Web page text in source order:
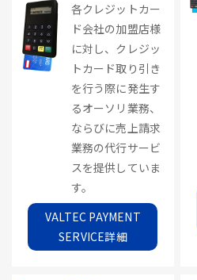
各クレジットカー
ド会社の加盟店様
に対し、クレジッ
トカード取り引き
を行う際に発生す
るオーソリ業務、
ならびに売上請求
業務の代行サービ
スを提供していま
す。
VALTEC PAYMENT
SERVICE詳細